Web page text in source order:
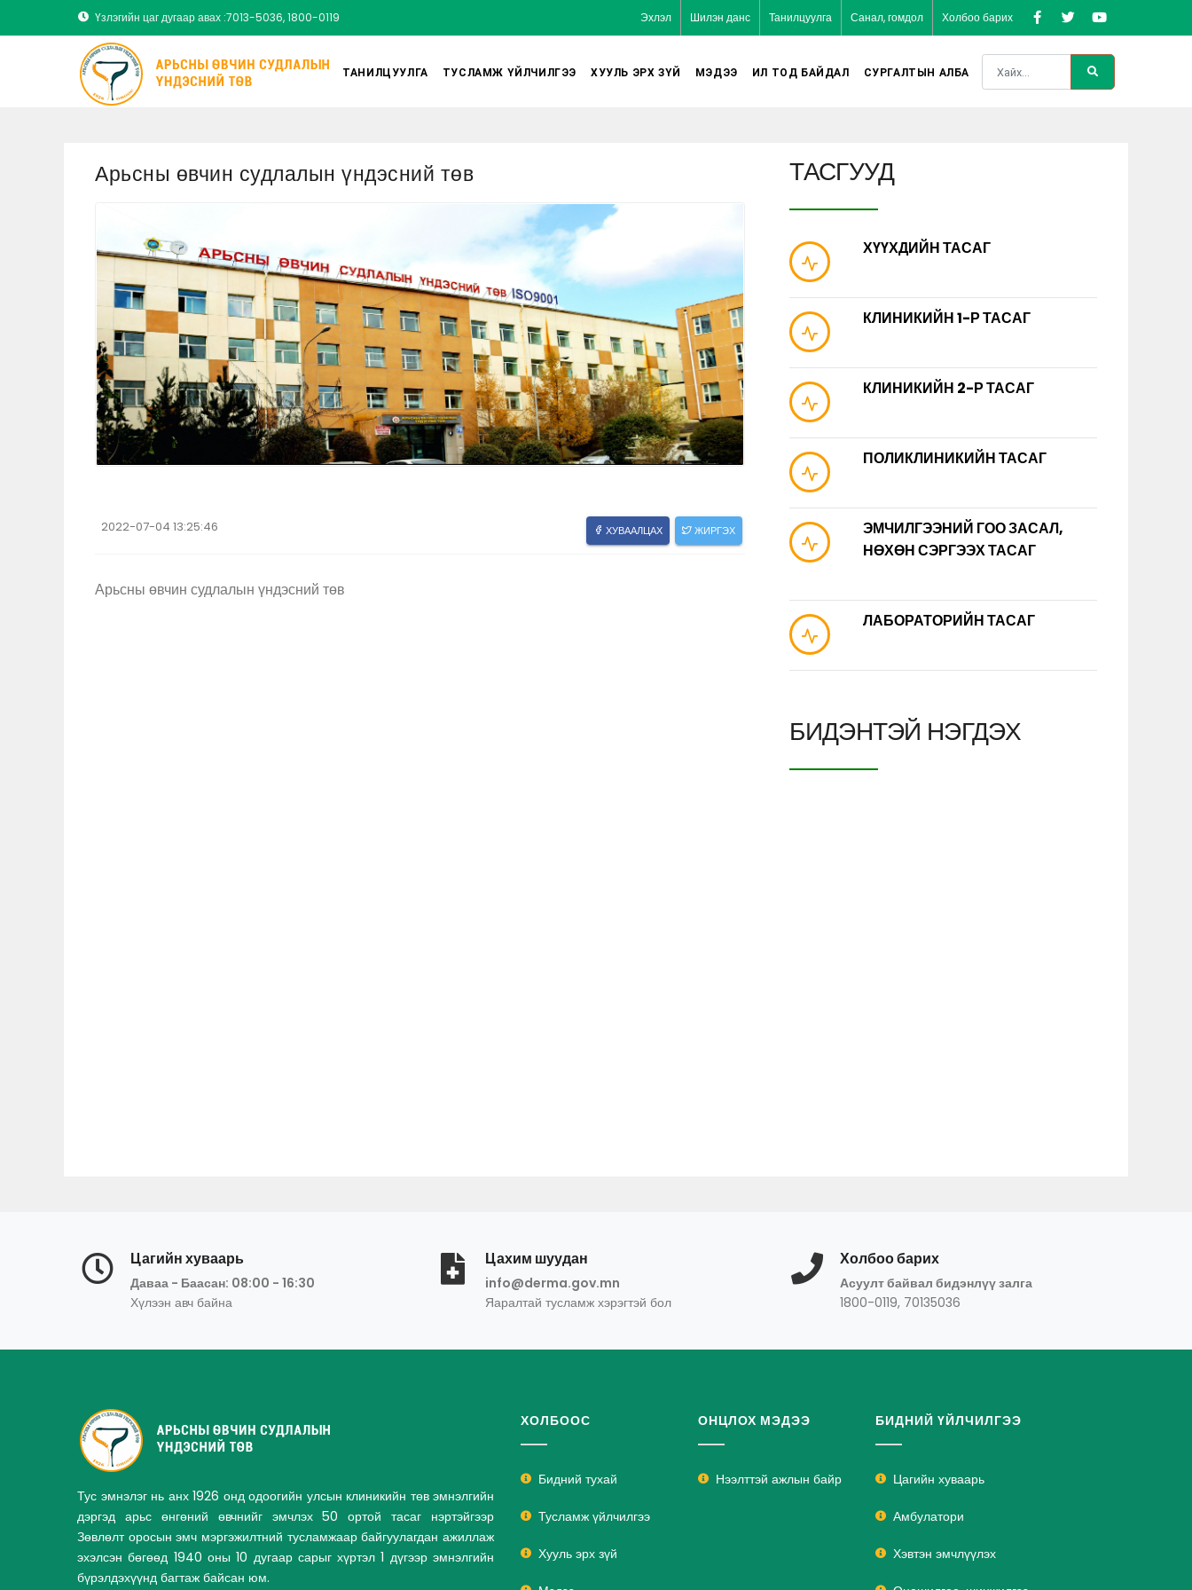
Үзлэгийн цаг дугаар авах :7013-5036, 1800-0119 Эхлэл Шилэн данс Танилцуулга Санал, гомдол Холбоо барих
ТАНИЛЦУУЛГА ТУСЛАМЖ ҮЙЛЧИЛГЭЭ ХУУЛЬ ЭРХ ЗҮЙ МЭДЭЭ ИЛ ТОД БАЙДАЛ СУРГАЛТЫН АЛБА
Арьсны өвчин судлалын үндэсний төв
2022-07-04 13:25:46 ХУВААЛЦАХ ЖИРГЭХ
Арьсны өвчин судлалын үндэсний төв
ТАСГУУД
ХҮҮХДИЙН ТАСАГ
КЛИНИКИЙН 1-Р ТАСАГ
КЛИНИКИЙН 2-Р ТАСАГ
ПОЛИКЛИНИКИЙН ТАСАГ
ЭМЧИЛГЭЭНИЙ ГОО ЗАСАЛ,
НӨХӨН СЭРГЭЭХ ТАСАГ
ЛАБОРАТОРИЙН ТАСАГ
БИДЭНТЭЙ НЭГДЭХ
Цагийн хуваарь
Даваа - Баасан: 08:00 - 16:30
Хүлээн авч байна
Цахим шуудан
info@derma.gov.mn
Яаралтай тусламж хэрэгтэй бол
Холбоо барих
Асуулт байвал бидэнлүү залга
1800-0119, 70135036
Тус эмнэлэг нь анх 1926 онд одоогийн улсын клиникийн төв эмнэлгийн
дэргэд арьс өнгөний өвчнийг эмчлэх 50 ортой тасаг нэртэйгээр
Зөвлөлт оросын эмч мэргэжилтний тусламжаар байгуулагдан ажиллаж
эхэлсэн бөгөөд 1940 оны 10 дугаар сарыг хүртэл 1 дүгээр эмнэлгийн
бүрэлдэхүүнд багтаж байсан юм.
ХОЛБООС
Бидний тухай
Тусламж үйлчилгээ
Хууль эрх зүй
ОНЦЛОХ МЭДЭЭ
Нээлттэй ажлын байр
БИДНИЙ ҮЙЛЧИЛГЭЭ
Цагийн хуваарь
Амбулатори
Хэвтэн эмчлүүлэх